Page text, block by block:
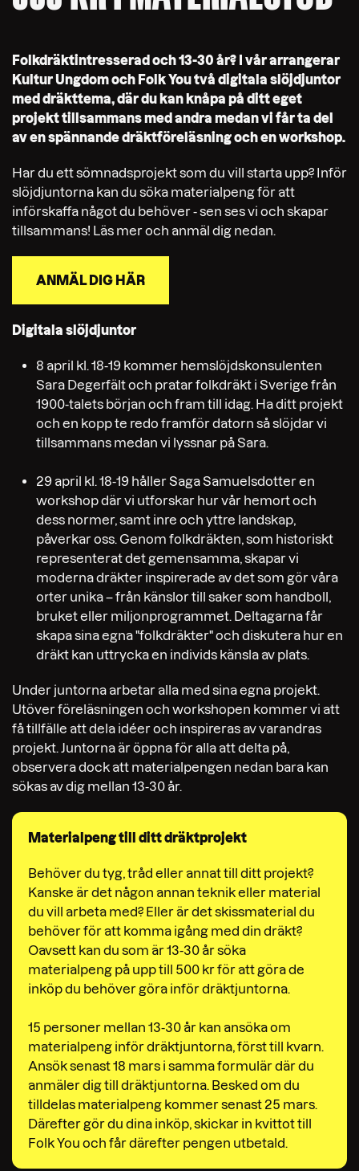
Folkdräktintresserad och 13-30 år? I vår arrangerar
Kultur Ungdom och Folk You två digitala slöjdjuntor
med dräkttema, där du kan knåpa på ditt eget
projekt tillsammans med andra medan vi får ta del
av en spännande dräktföreläsning och en workshop.
Har du ett sömnadsprojekt som du vill starta upp? Inför
slöjdjuntorna kan du söka materialpeng för att
införskaffa något du behöver - sen ses vi och skapar
tillsammans! Läs mer och anmäl dig nedan.
ANMÄL DIG HÄR
Digitala slöjdjuntor
8 april kl. 18-19 kommer hemslöjdskonsulenten
Sara Degerfält och pratar folkdräkt i Sverige från
1900-talets början och fram till idag. Ha ditt projekt
och en kopp te redo framför datorn så slöjdar vi
tillsammans medan vi lyssnar på Sara.
29 april kl. 18-19 håller Saga Samuelsdotter en
workshop där vi utforskar hur vår hemort och
dess normer, samt inre och yttre landskap,
påverkar oss. Genom folkdräkten, som historiskt
representerat det gemensamma, skapar vi
moderna dräkter inspirerade av det som gör våra
orter unika – från känslor till saker som handboll,
bruket eller miljonprogrammet. Deltagarna får
skapa sina egna "folkdräkter" och diskutera hur en
dräkt kan uttrycka en individs känsla av plats.
Under juntorna arbetar alla med sina egna projekt.
Utöver föreläsningen och workshopen kommer vi att
få tillfälle att dela idéer och inspireras av varandras
projekt.Juntorna är öppna för alla att delta på,
observera dock att materialpengen nedan bara kan
sökas av dig mellan 13-30 år.
Materialpeng till ditt dräktprojekt
Behöver du tyg, tråd eller annat till ditt projekt?
Kanske är det någon annan teknik eller material
du vill arbeta med? Eller är det skissmaterial du
behöver för att komma igång med din dräkt?
Oavsett kan du som är 13-30 år söka
materialpeng på upp till 500 kr för att göra de
inköp du behöver göra inför dräktjuntorna.
15 personer mellan 13-30 år kan ansöka om
materialpeng inför dräktjuntorna, först till kvarn.
Ansök senast 18 mars i samma formulär där du
anmäler dig till dräktjuntorna. Besked om du
tilldelas materialpeng kommer senast 25 mars.
Därefter gör du dina inköp, skickar in kvittot till
Folk You och får därefter pengen utbetald.